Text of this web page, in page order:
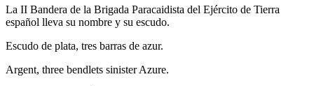
La II Bandera de la Brigada Paracaidista del Ejército de Tierra
español lleva su nombre y su escudo.
Escudo de plata, tres barras de azur.
Argent, three bendlets sinister Azure.